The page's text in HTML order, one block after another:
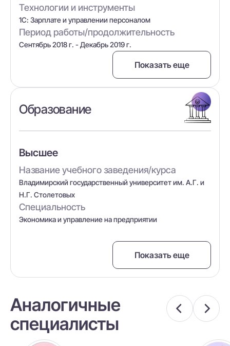
Технологии и инструменты
1С: Зарплате и управлении персоналом
Период работы/продолжительность
Сентябрь 2018 г. - Декабрь 2019 г.
Показать еще
Образование
Высшее
Название учебного заведения/курса
Владимирский государственный университет им. А.Г. и
Н.Г. Столетовых
Специальность
Экономика и управление на предприятии
Показать еще
Аналогичные
специалисты